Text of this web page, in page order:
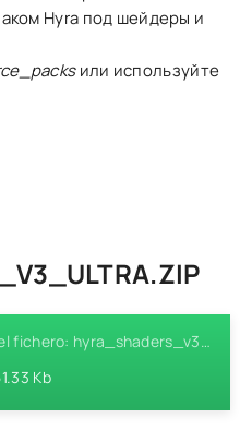
Hyra под шейдеры и
или используйте
Nombre del fichero: hyra_shaders_v3_ultra.zip
Kb